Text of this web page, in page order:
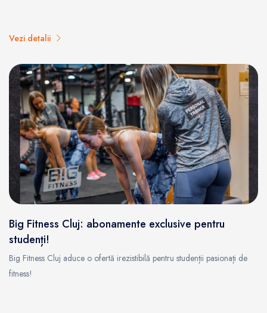
Vezi detalii
Big Fitness Cluj: abonamente exclusive pentru
studenți!
Big Fitness Cluj aduce o ofertă irezistibilă pentru studenții pasionați de
fitness!